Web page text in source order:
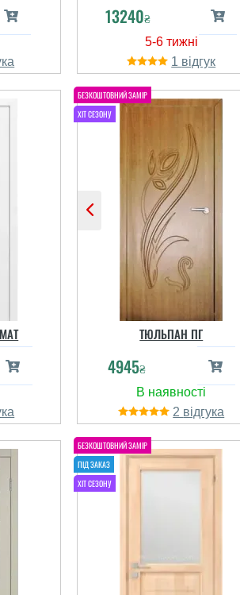
13240₴
1
ТЮЛЬПАН ПГ
4945₴
2